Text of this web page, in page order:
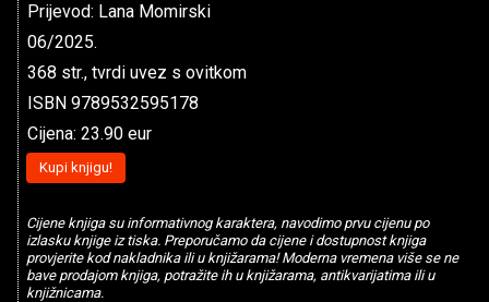
Prijevod: Lana Momirski
06/2025.
368 str., tvrdi uvez s ovitkom
ISBN 9789532595178
Cijena: 23.90 eur
Kupi knjigu!
Cijene knjiga su informativnog karaktera, navodimo prvu cijenu po
izlasku knjige iz tiska. Preporučamo da cijene i dostupnost knjiga
provjerite kod nakladnika ili u knjižarama! Moderna vremena više se ne
bave prodajom knjiga, potražite ih u knjižarama, antikvarijatima ili u
knjižnicama.